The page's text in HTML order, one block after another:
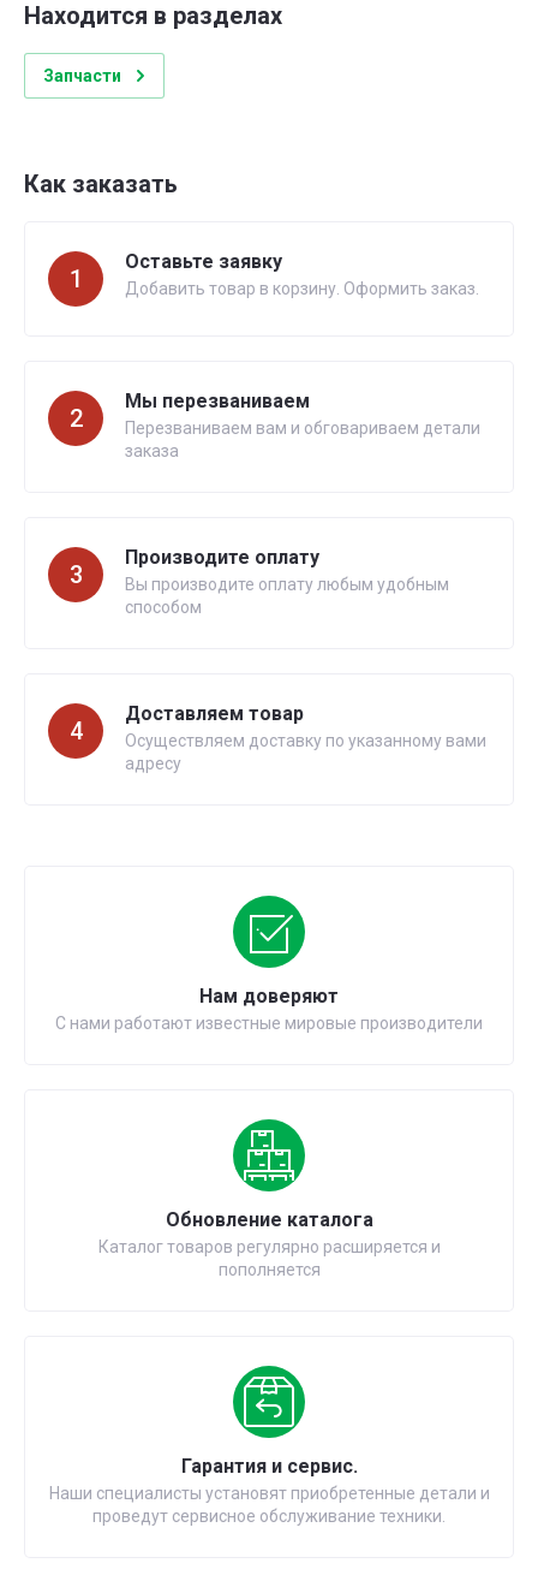
Находится в разделах
Запчасти
Как заказать
1
Оставьте заявку
Добавить товар в корзину. Оформить заказ.
2
Мы перезваниваем
Перезваниваем вам и обговариваем детали
заказа
3
Производите оплату
Вы производите оплату любым удобным
способом
4
Доставляем товар
Осуществляем доставку по указанному вами
адресу
Нам доверяют
С нами работают известные мировые производители
Обновление каталога
Каталог товаров регулярно расширяется и
пополняется
Гарантия и сервис.
Наши специалисты установят приобретенные детали и
проведут сервисное обслуживание техники.